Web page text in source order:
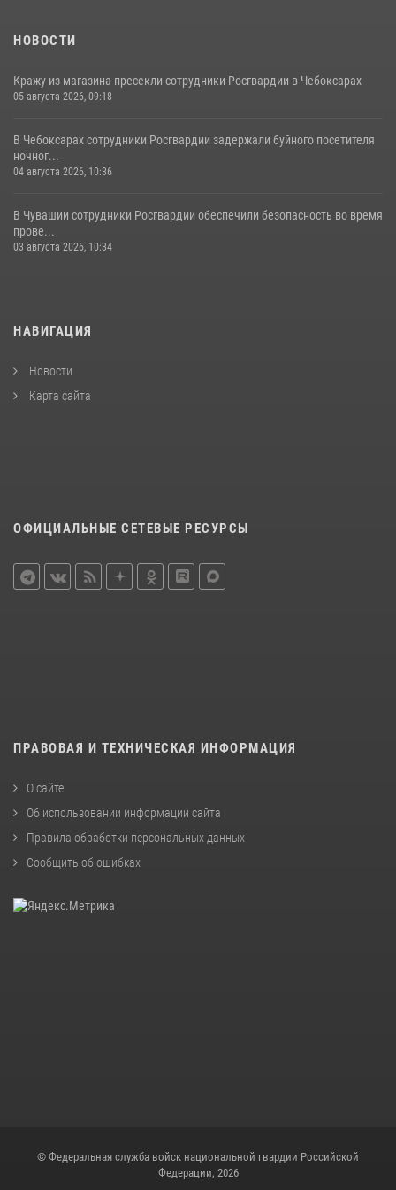
НОВОСТИ
Кражу из магазина пресекли сотрудники Росгвардии в Чебоксарах
05 августа 2026, 09:18
В Чебоксарах сотрудники Росгвардии задержали буйного посетителя
ночног...
04 августа 2026, 10:36
В Чувашии сотрудники Росгвардии обеспечили безопасность во время
прове...
03 августа 2026, 10:34
НАВИГАЦИЯ
Новости
Карта сайта
ОФИЦИАЛЬНЫЕ СЕТЕВЫЕ РЕСУРСЫ
ПРАВОВАЯ И ТЕХНИЧЕСКАЯ ИНФОРМАЦИЯ
О сайте
Об использовании информации сайта
Правила обработки персональных данных
Сообщить об ошибках
© Федеральная служба войск национальной гвардии Российской
Федерации, 2026